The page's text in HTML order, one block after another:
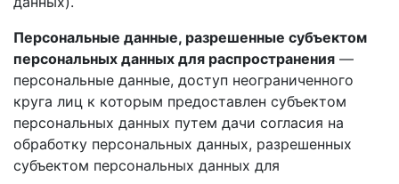
Персональные данные, разрешенные субъектом
персональных данных для распространения —
персональные данные, доступ неограниченного
круга лиц к которым предоставлен субъектом
персональных данных путем дачи согласия на
обработку персональных данных, разрешенных
субъектом персональных данных для